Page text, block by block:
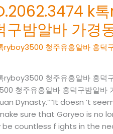
k
구밤알바 가경
ryboy3500 청주유흥알바 흥덕
ryboy3500 청주유흥알바 흥덕
청주유흥알바 흥덕구밤알바
Dynasty.”“It doesn ’t
sure that Goryeo is no
countless f ights in the